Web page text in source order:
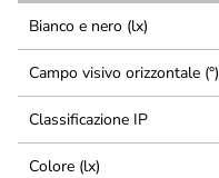
Bianco e nero (lx)
Campo visivo orizzontale (°)
Classificazione IP
Colore (lx)